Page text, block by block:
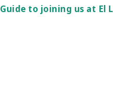
Guide to joining us at El